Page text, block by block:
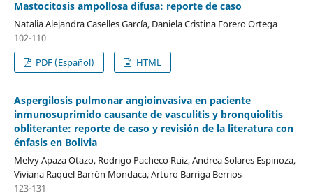
Mastocitosis ampollosa difusa: reporte de caso
Natalia Alejandra Caselles García, Daniela Cristina Forero Ortega
102-110
PDF (Español)
HTML
Aspergilosis pulmonar angioinvasiva en paciente
inmunosuprimido causante de vasculitis y bronquiolitis
obliterante: reporte de caso y revisión de la literatura con
énfasis en Bolivia
Melvy Apaza Otazo, Rodrigo Pacheco Ruiz, Andrea Solares Espinoza,
Viviana Raquel Barrón Mondaca, Arturo Barriga Berrios
123-131